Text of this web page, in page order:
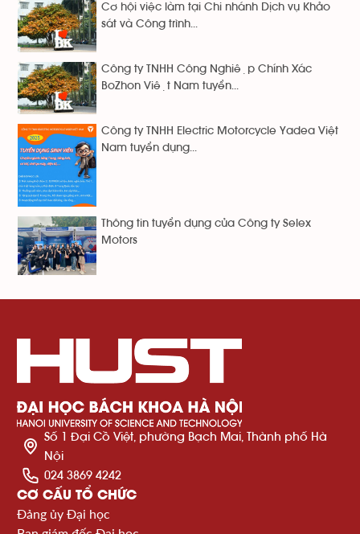
Cơ hội việc làm tại Chi nhánh Dịch vụ Khảo
sát và Công trình...
Công ty TNHH Công Nghiệp Chính Xác
BoZhon Việt Nam tuyển...
Công ty TNHH Electric Motorcycle Yadea Việt
Nam tuyển dụng...
Thông tin tuyển dụng của Công ty Selex
Motors
Số 1 Đại Cồ Việt, phường Bạch Mai, Thành phố Hà
Nội
024 3869 4242
CƠ CẤU TỔ CHỨC
Đảng ủy Đại học